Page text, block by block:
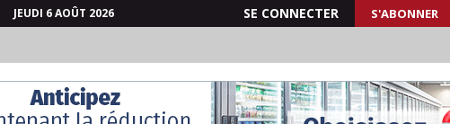
JEUDI 6 AOÛT 2026 SE CONNECTER S'ABONNER